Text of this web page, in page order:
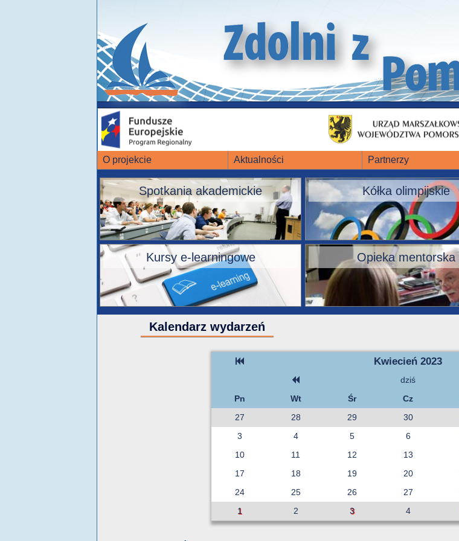
O projekcie Aktualności Partnerzy
Spotkania akademickie Kółka olimpijskie
Kursy e-learningowe Opieka mentorska
Kalendarz wydarzeń
Kwiecień 2023
dziś
Pn
Wt Śr Cz
27
28 29 30
3
4 5 6
10
11 12 13
17
18 19 20
24
25 26 27
1
2 3 4